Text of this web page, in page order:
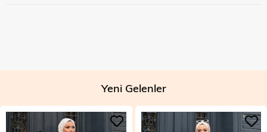
Yeni Gelenler